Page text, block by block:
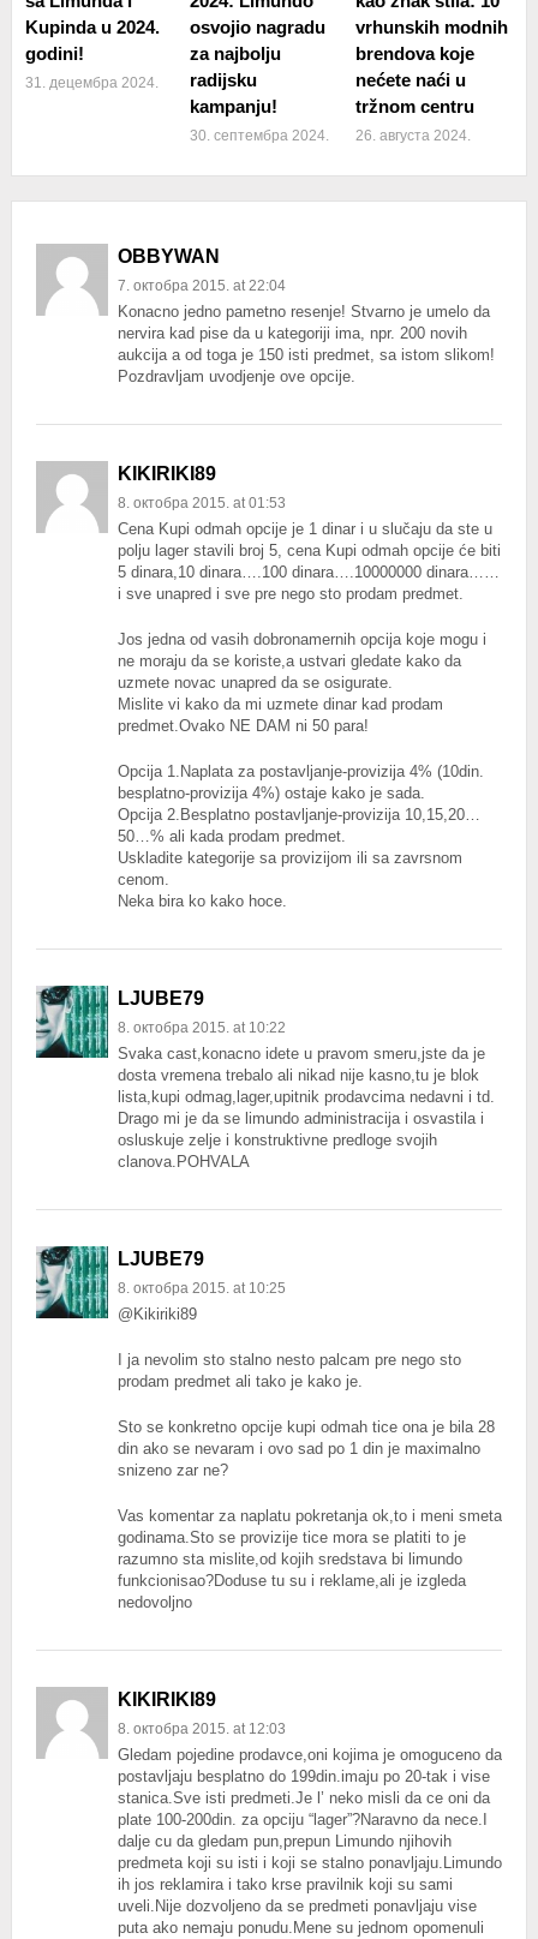
Kupinda u 2024.
godini!
31. децембра 2024.
osvojio nagradu
za najbolju
radijsku
kampanju!
30. септембра 2024.
vrhunskih modnih
brendova koje
nećete naći u
tržnom centru
26. августа 2024.
OBBYWAN
7. октобра 2015. at 22:04
Konacno jedno pametno resenje! Stvarno je umelo da
nervira kad pise da u kategoriji ima, npr. 200 novih
aukcija a od toga je 150 isti predmet, sa istom slikom!
Pozdravljam uvodjenje ove opcije.
KIKIRIKI89
8. октобра 2015. at 01:53
Cena Kupi odmah opcije je 1 dinar i u slučaju da ste u
polju lager stavili broj 5, cena Kupi odmah opcije će biti
5 dinara,10 dinara….100 dinara….10000000 dinara……
i sve unapred i sve pre nego sto prodam predmet.
Jos jedna od vasih dobronamernih opcija koje mogu i
ne moraju da se koriste,a ustvari gledate kako da
uzmete novac unapred da se osigurate.
Mislite vi kako da mi uzmete dinar kad prodam
predmet.Ovako NE DAM ni 50 para!
Opcija 1.Naplata za postavljanje-provizija 4% (10din.
besplatno-provizija 4%) ostaje kako je sada.
Opcija 2.Besplatno postavljanje-provizija 10,15,20…
50…% ali kada prodam predmet.
Uskladite kategorije sa provizijom ili sa zavrsnom
cenom.
Neka bira ko kako hoce.
LJUBE79
8. октобра 2015. at 10:22
Svaka cast,konacno idete u pravom smeru,jste da je
dosta vremena trebalo ali nikad nije kasno,tu je blok
lista,kupi odmag,lager,upitnik prodavcima nedavni i td.
Drago mi je da se limundo administracija i osvastila i
osluskuje zelje i konstruktivne predloge svojih
clanova.POHVALA
LJUBE79
8. октобра 2015. at 10:25
@Kikiriki89
I ja nevolim sto stalno nesto palcam pre nego sto
prodam predmet ali tako je kako je.
Sto se konkretno opcije kupi odmah tice ona je bila 28
din ako se nevaram i ovo sad po 1 din je maximalno
snizeno zar ne?
Vas komentar za naplatu pokretanja ok,to i meni smeta
godinama.Sto se provizije tice mora se platiti to je
razumno sta mislite,od kojih sredstava bi limundo
funkcionisao?Doduse tu su i reklame,ali je izgleda
nedovoljno
KIKIRIKI89
8. октобра 2015. at 12:03
Gledam pojedine prodavce,oni kojima je omoguceno da
postavljaju besplatno do 199din.imaju po 20-tak i vise
stanica.Sve isti predmeti.Je l’ neko misli da ce oni da
plate 100-200din. za opciju “lager”?Naravno da nece.I
dalje cu da gledam pun,prepun Limundo njihovih
predmeta koji su isti i koji se stalno ponavljaju.Limundo
ih jos reklamira i tako krse pravilnik koji su sami
uveli.Nije dozvoljeno da se predmeti ponavljaju vise
puta ako nemaju ponudu.Mene su jednom opomenuli